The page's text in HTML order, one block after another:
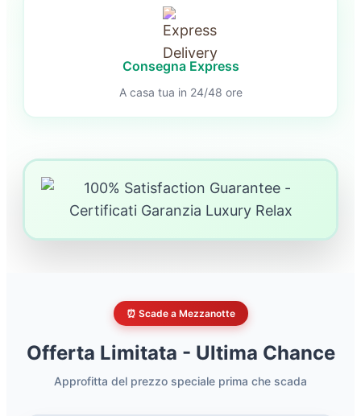
Consegna Express
A casa tua in 24/48 ore
⏰ Scade a Mezzanotte
Offerta Limitata - Ultima Chance
Approfitta del prezzo speciale prima che scada